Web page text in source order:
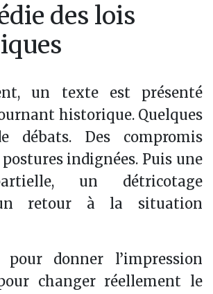
des lois
un texte est présenté
historique. Quelques
débats. Des compromis
postures indignées. Puis une
un détricotage
retour à la situation
donner l’impression
changer réellement le